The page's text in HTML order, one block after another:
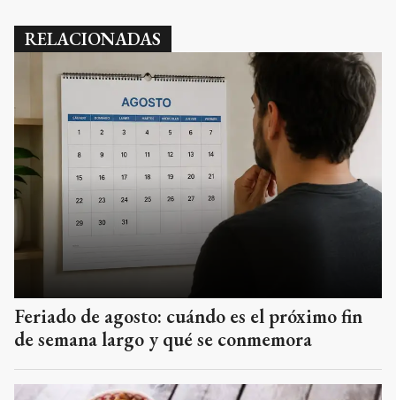
RELACIONADAS
Feriado de agosto: cuándo es el próximo fin
de semana largo y qué se conmemora